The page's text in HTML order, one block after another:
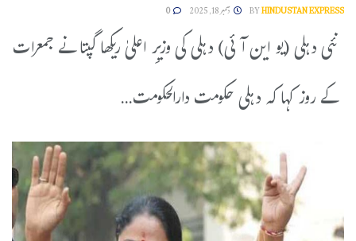
BYHINDUSTAN EXPRESS دسمبر 18, 2025 0
نئی دہلی (یو این آئی) دہلی کی وزیرِ اعلیٰ ریکھا گپتا نے جمعرات
کے روز کہا کہ دہلی حکومت دارالحکومت...